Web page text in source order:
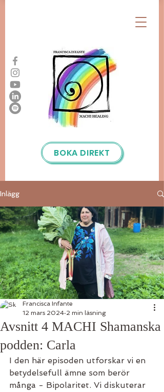
BOKA DIREKT
Inlägg
Avsnitt 4 MACHI Shamanska
podden: Carla
Francisca Infante
12 mars 2024 2 min läsning
I den här episoden utforskar vi en
betydelsefull ämne som berör
många - Bipolaritet. Vi diskuterar